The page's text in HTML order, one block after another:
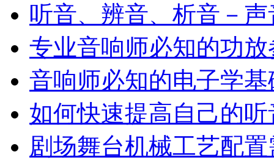
听音、辨音、析音－
专业音响师必知的功
音响师必知的电子学
如何快速提高自己的
剧场舞台机械工艺配